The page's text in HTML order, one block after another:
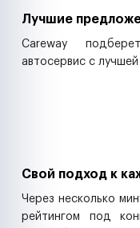
Лучшие
Careway
автосервис с
Свой подход к
Через несколько
рейтингом под